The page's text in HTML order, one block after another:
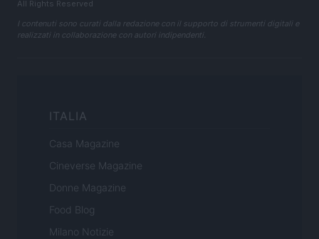
All Rights Reserved
I contenuti sono curati dalla redazione con il supporto di strumenti digitali e
realizzati in collaborazione con autori indipendenti.
ITALIA
Casa Magazine
Cineverse Magazine
Donne Magazine
Food Blog
Milano Notizie